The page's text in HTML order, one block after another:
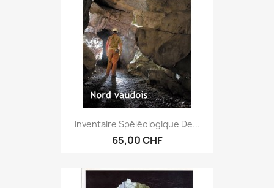
Inventaire Spéléologique De...
65,00 CHF